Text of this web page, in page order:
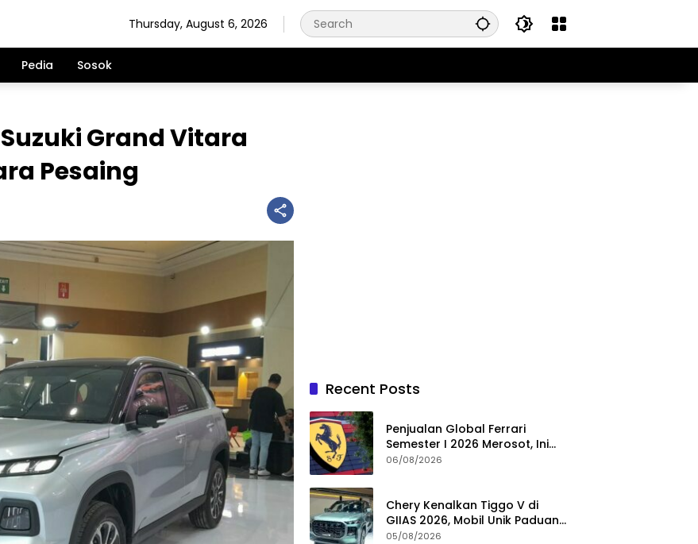
Thursday, August 6, 2026
Pedia Sosok
Grand Vitara
Pesaing
Recent Posts
Penjualan Global Ferrari
Semester I 2026 Merosot, Ini
Penyebabnya
06/08/2026
Chery Kenalkan Tiggo V di
GIIAS 2026, Mobil Unik Paduan
SUV, MPV, dan Double Cabin
05/08/2026